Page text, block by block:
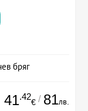
бряг
41.42
€ / 81лв.